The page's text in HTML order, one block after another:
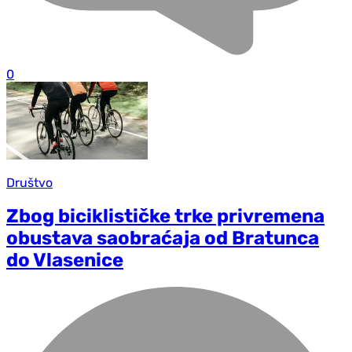
0
Društvo
Zbog biciklističke trke privremena
obustava saobraćaja od Bratunca
do Vlasenice